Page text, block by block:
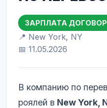
ЗАРПЛАТА
📍 New York, NY
📅 11.05.2026
В компанию по
роялей в New York,